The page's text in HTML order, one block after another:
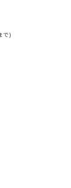
で)